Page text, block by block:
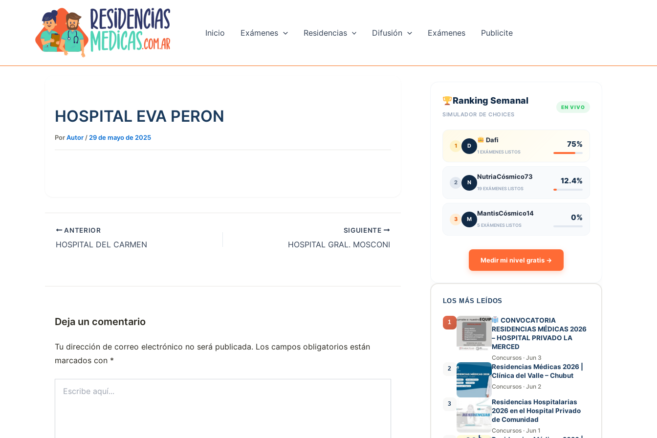
Inicio Exámenes Residencias Difusión Exámenes Publicite
HOSPITAL EVA PERON
PorAutor / 29 de mayo de 2025
ANTERIOR
HOSPITAL DEL CARMEN
SIGUIENTE
HOSPITAL GRAL. MOSCONI
Deja un comentario
Tu dirección de correo electrónico no será publicada. Los campos obligatorios están
marcados con *
aquí...
Ranking Semanal
SIMULADOR DE CHOICES
EN VIVO
1 D
Dafi
1 EXÁMENES LISTOS
75%
2 N
NutriaCósmico73
19 EXÁMENES LISTOS
12.4%
3 M
MantisCósmico14
5 EXÁMENES LISTOS
0%
Medir mi nivel gratis →
LOS MÁS LEÍDOS
1
CONVOCATORIA
RESIDENCIAS MÉDICAS 2026
– HOSPITAL PRIVADO LA
MERCED
Concursos · Jun 3
2
Residencias Médicas 2026 |
Clínica del Valle – Chubut
Concursos · Jun 2
3
Residencias Hospitalarias
2026 en el Hospital Privado
de Comunidad
Concursos · Jun 1